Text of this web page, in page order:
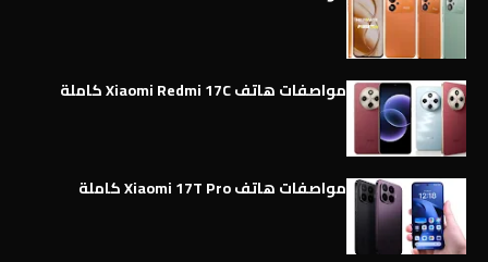
مواصفات هاتف Xiaomi Redmi 17C كاملة
مواصفات هاتف Xiaomi 17T Pro كاملة